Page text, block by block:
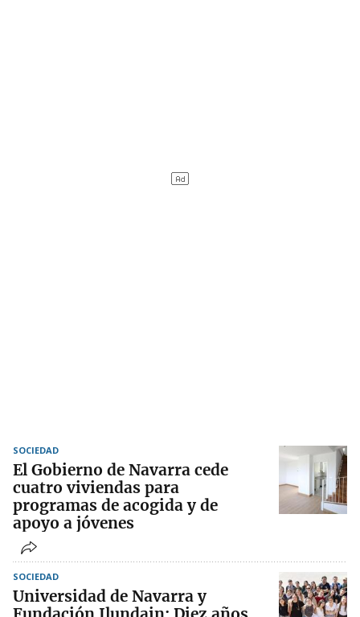
SOCIEDAD
El Gobierno de Navarra cede
cuatro viviendas para
programas de acogida y de
apoyo a jóvenes
SOCIEDAD
Universidad de Navarra y